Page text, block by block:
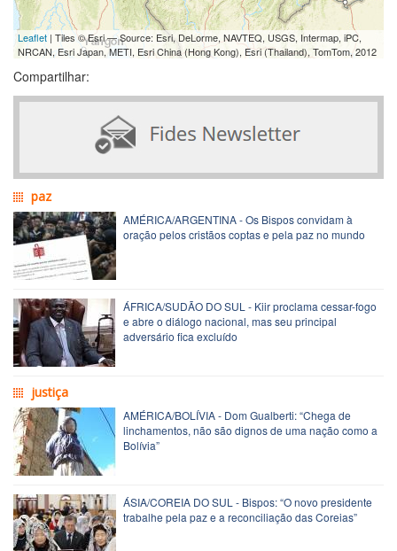
Leaflet | Tiles © Esri — Source: Esri, DeLorme, NAVTEQ, USGS, Intermap, iPC,
NRCAN, Esri Japan, METI, Esri China (Hong Kong), Esri (Thailand), TomTom, 2012
Compartilhar:
paz
AMÉRICA/ARGENTINA - Os Bispos convidam à
oração pelos cristãos coptas e pela paz no mundo
ÁFRICA/SUDÃO DO SUL - Kiir proclama cessar-fogo
e abre o diálogo nacional, mas seu principal
adversário fica excluído
justiça
AMÉRICA/BOLÍVIA - Dom Gualberti: “Chega de
linchamentos, não são dignos de uma nação como a
Bolívia”
ÁSIA/COREIA DO SUL - Bispos: “O novo presidente
trabalhe pela paz e a reconciliação das Coreias”